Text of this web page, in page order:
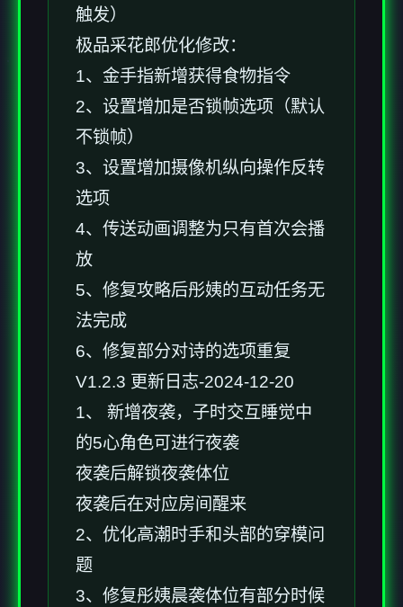
触发）
极品采花郎优化修改：
1、金手指新增获得食物指令
2、设置增加是否锁帧选项（默认
不锁帧）
3、设置增加摄像机纵向操作反转
选项
4、传送动画调整为只有首次会播
放
5、修复攻略后彤姨的互动任务无
法完成
6、修复部分对诗的选项重复
V1.2.3 更新日志-2024-12-20
1、 新增夜袭，子时交互睡觉中
的5心角色可进行夜袭
夜袭后解锁夜袭体位
夜袭后在对应房间醒来
2、优化高潮时手和头部的穿模问
题
3、修复彤姨晨袭体位有部分时候